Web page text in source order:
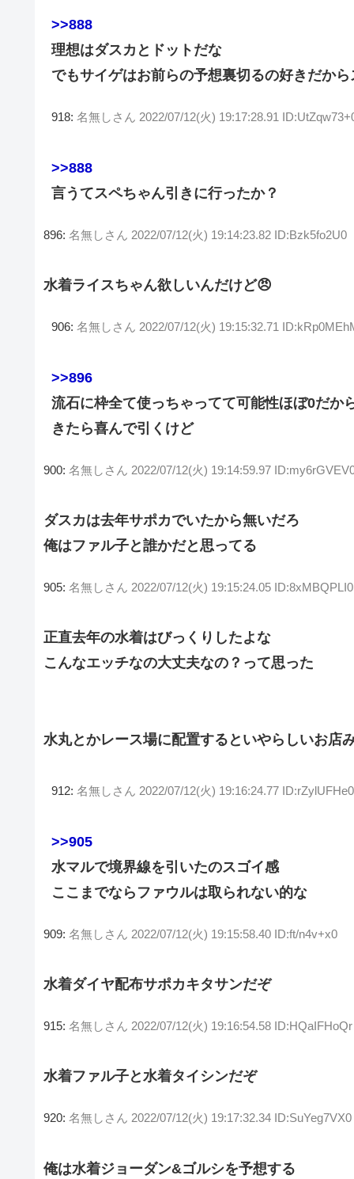
>>888
理想はダスカとドットだな
でもサイゲはお前らの予想裏切るの好きだか
918: 名無しさん 2022/07/12(火) 19:17:28.91
>>888
言うてスペちゃん引きに行ったか？
896: 名無しさん 2022/07/12(火) 19:14:23.82 ID:Bzk5fo2U0
水着ライスちゃん欲しいんだけど😠
906: 名無しさん 2022/07/12(火) 19:15:32.71
>>896
流石に枠全て使っちゃってて可能性ほぼ0だか
きたら喜んで引くけど
900: 名無しさん 2022/07/12(火) 19:14:59.97
ダスカは去年サポカでいたから無いだろ
俺はファル子と誰かだと思ってる
905: 名無しさん 2022/07/12(火) 19:15:24.05 ID:8xMBQPLI0
正直去年の水着はびっくりしたよな
こんなエッチなの大丈夫なの？って思った
水丸とかレース場に配置するといやらしいお店
912: 名無しさん 2022/07/12(火) 19:16:24.77 ID:rZylUFHe0
>>905
水マルで境界線を引いたのスゴイ感
ここまでならファウルは取られない的な
909: 名無しさん 2022/07/12(火) 19:15:58.40 ID:ft/n4v+x0
水着ダイヤ配布サポカキタサンだぞ
915: 名無しさん 2022/07/12(火) 19:16:54.58 ID:HQaIFHoQr
水着ファル子と水着タイシンだぞ
920: 名無しさん 2022/07/12(火) 19:17:32.34 ID:SuYeg7VX0
俺は水着ジョーダン&ゴルシを予想する